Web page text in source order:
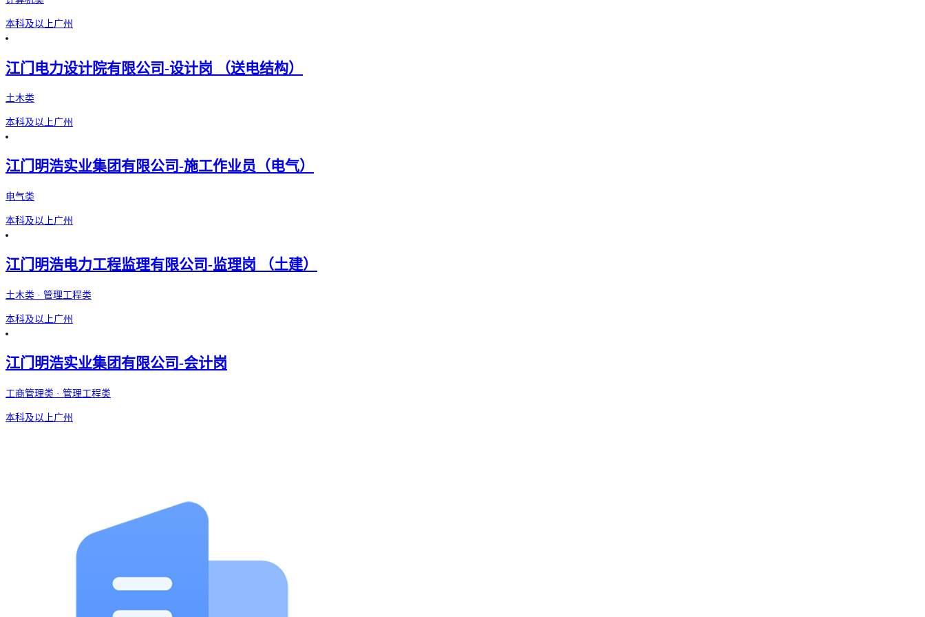
本科及以上广州
江门电力设计院有限公司-设计岗 （送电结构）
土木类
本科及以上广州
江门明浩实业集团有限公司-施工作业员（电气）
电气类
本科及以上广州
江门明浩电力工程监理有限公司-监理岗 （土建）
土木类 · 管理工程类
本科及以上广州
江门明浩实业集团有限公司-会计岗
工商管理类 · 管理工程类
本科及以上广州